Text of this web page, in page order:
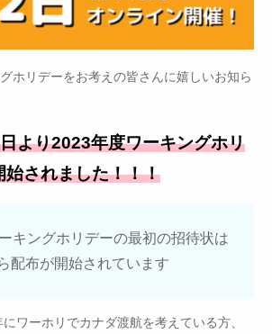
ホリデーをお考えの皆さんに嬉しいお知ら
より2023年度ワーキングホリ
始されました！！！
キングホリデーの最初の招待状は
配布が開始されています
ワーホリでカナダ渡航を考えている方、